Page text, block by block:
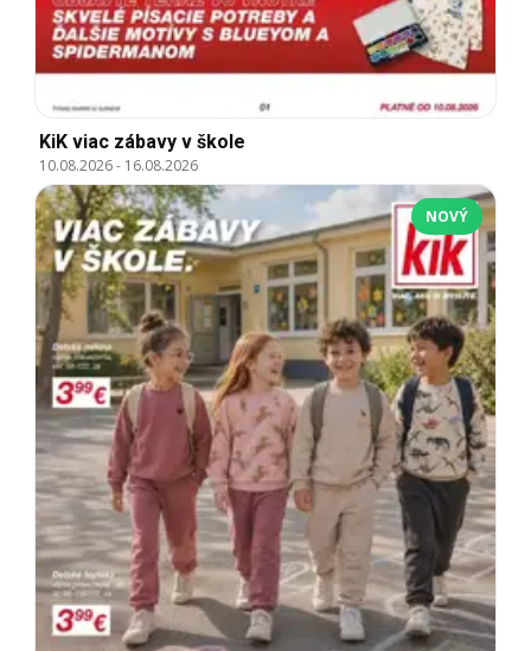
KiK viac zábavy v škole
10.08.2026- 16.08.2026
NOVÝ